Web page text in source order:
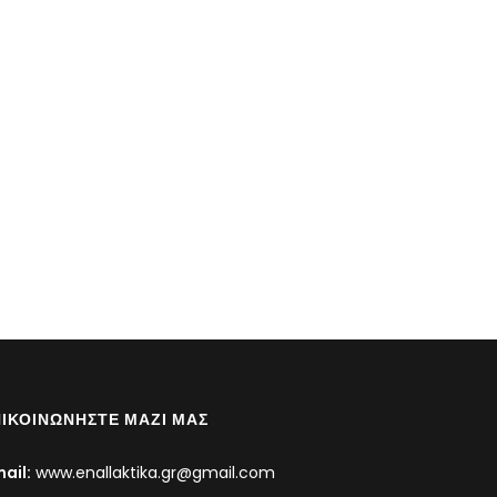
ΜΑΖΊ ΜΑΣ
www.enallaktika.gr@gmail.com